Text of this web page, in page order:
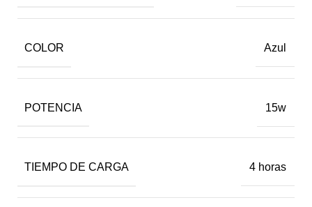
COLOR Azul
POTENCIA 15w
TIEMPO DE CARGA 4 horas